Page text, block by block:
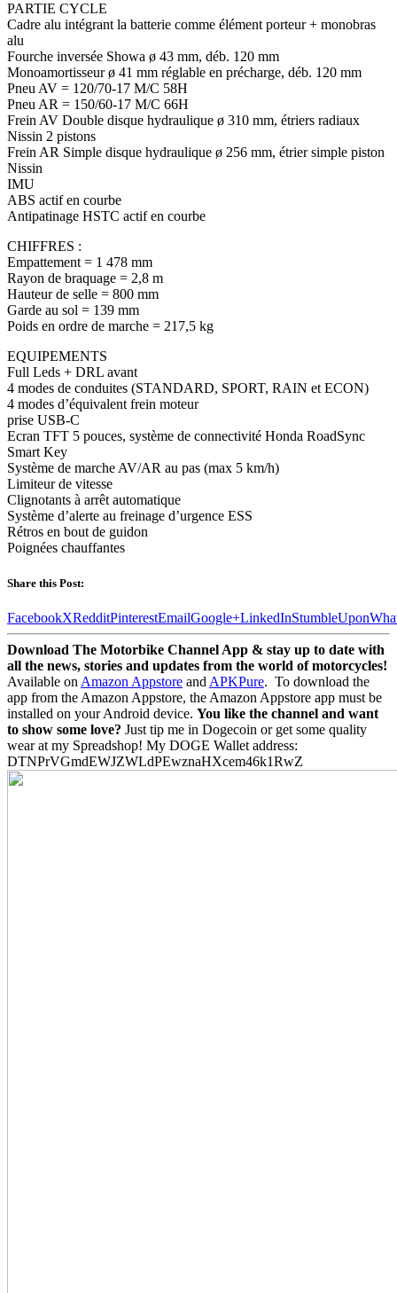
PARTIE CYCLE
Cadre alu intégrant la batterie comme élément porteur + monobras
alu
Fourche inversée Showa ø 43 mm, déb. 120 mm
Monoamortisseur ø 41 mm réglable en précharge, déb. 120 mm
Pneu AV = 120/70-17 M/C 58H
Pneu AR = 150/60-17 M/C 66H
Frein AV Double disque hydraulique ø 310 mm, étriers radiaux
Nissin 2 pistons
Frein AR Simple disque hydraulique ø 256 mm, étrier simple piston
Nissin
IMU
ABS actif en courbe
Antipatinage HSTC actif en courbe
CHIFFRES :
Empattement = 1 478 mm
Rayon de braquage = 2,8 m
Hauteur de selle = 800 mm
Garde au sol = 139 mm
Poids en ordre de marche = 217,5 kg
EQUIPEMENTS
Full Leds + DRL avant
4 modes de conduites (STANDARD, SPORT, RAIN et ECON)
4 modes d’équivalent frein moteur
prise USB-C
Ecran TFT 5 pouces, système de connectivité Honda RoadSync
Smart Key
Système de marche AV/AR au pas (max 5 km/h)
Limiteur de vitesse
Clignotants à arrêt automatique
Système d’alerte au freinage d’urgence ESS
Rétros en bout de guidon
Poignées chauffantes
Share this Post:
FacebookXRedditPinterestEmailGoogle+LinkedInStumbleUpon
Download The Motorbike Channel App & stay up to date with
all the news, stories and updates from the world of motorcycles!
Available on Amazon Appstore and APKPure. To download the
app from the Amazon Appstore, the Amazon Appstore app must be
installed on your Android device. You like the channel and want
to show some love? Just tip me in Dogecoin or get some quality
wear at my Spreadshop! My DOGE Wallet address:
DTNPrVGmdEWJZWLdPEwznaHXcem46k1RwZ